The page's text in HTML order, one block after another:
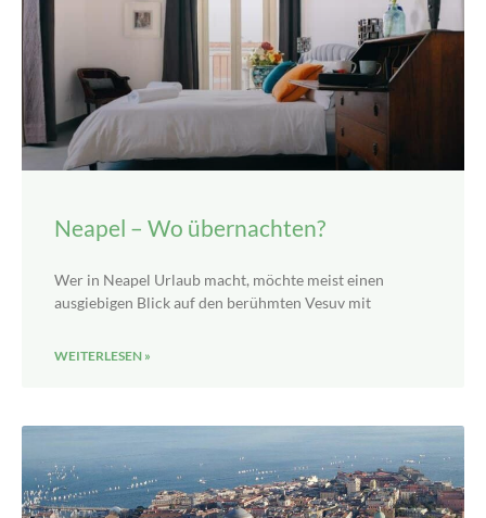
Neapel – Wo übernachten?
Wer in Neapel Urlaub macht, möchte meist einen
ausgiebigen Blick auf den berühmten Vesuv mit
WEITERLESEN »